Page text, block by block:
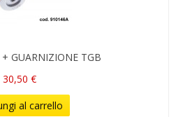
GUARNIZIONE TGB
30,50 €
al carrello